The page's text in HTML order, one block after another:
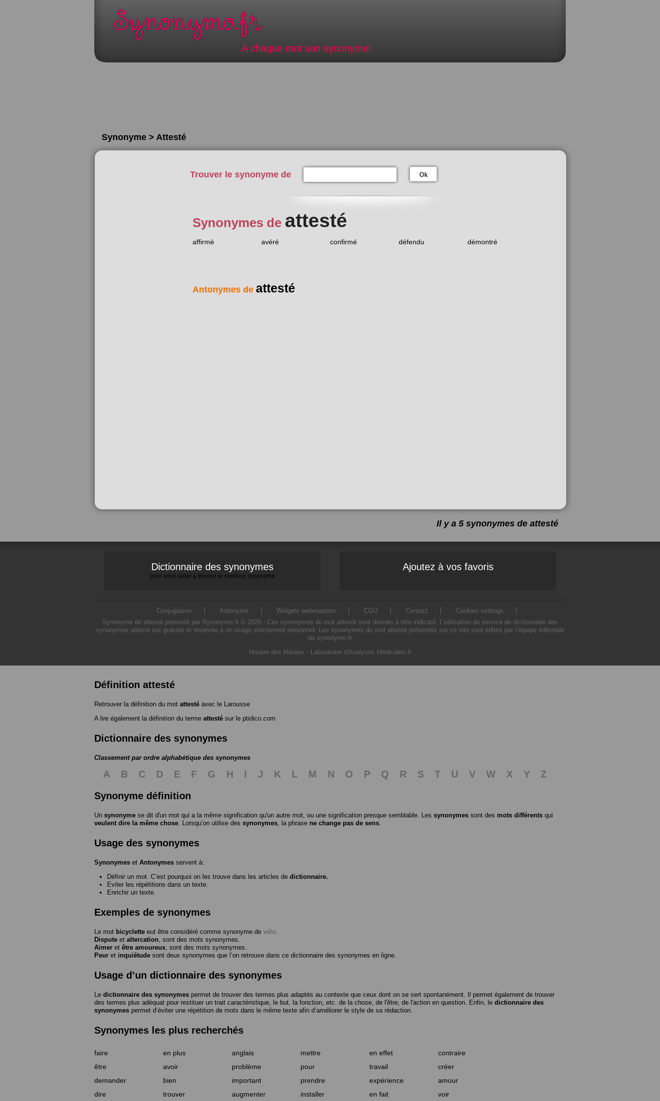
A chaque mot son synonyme!
Synonyme > Attesté
Trouver le synonyme de Ok
Synonymes de attesté
affirmé avéré confirmé défendu démontré
Antonymes de attesté
Il y a 5 synonymes de attesté
Dictionnaire des synonymes
pour vous aider à trouver le meilleur synonyme
Ajoutez à vos favoris
Conjugaison Antonyme Widgets webmasters CGU Contact
Cookies settings
Synonyme de attesté présenté par Synonymo.fr © 2026 - Ces synonymes du mot attesté sont donnés à titre indicatif. L'utilisation du service de dictionnaire des
synonymes attesté est gratuite et réservée à un usage strictement personnel. Les synonymes du mot attesté présentés sur ce site sont édités par l’équipe éditoriale
de synonymo.fr
Horaire des Marées - Laboratoire d'Analyses Médicales.fr
Définition attesté
Retrouver la définition du mot attesté avec le Larousse
A lire également la définition du terme attesté sur le ptidico.com
Dictionnaire des synonymes
Classement par ordre alphabétique des synonymes
A B C D E F G H I J K L M N O P Q R S T U V W X Y
Z
Synonyme définition
Un synonyme se dit d'un mot qui a la même signification qu'un autre mot, ou une signification presque semblable. Les synonymes sont des mots différents qui
veulent dire la même chose . Lorsqu’on utilise des synonymes , la phrase ne change pas de sens
Usage des synonymes
Synonymes et Antonymes servent à:
Définir un mot. C’est pourquoi on les trouve dans les articles de dictionnaire.
Eviter les répétitions dans un texte.
Enrichir un texte.
Exemples de synonymes
Le mot bicyclette eut être considéré comme synonyme de vélo
Dispute et altercation , sont des mots synonymes.
Aimer et être amoureux , sont des mots synonymes.
Peur et inquiétude sont deux synonymes que l’on retrouve dans ce dictionnaire des synonymes en ligne.
Usage d’un dictionnaire des synonymes
Le dictionnaire des synonymes permet de trouver des termes plus adaptés au contexte que ceux dont on se sert spontanément. Il permet également de trouver
des termes plus adéquat pour restituer un trait caractéristique, le but, la fonction, etc. de la chose, de l'être, de l'action en question. Enfin, le dictionnaire des
synonymes permet d’éviter une répétition de mots dans le même texte afin d’améliorer le style de sa rédaction.
Synonymes les plus recherchés
faire en plus anglais mettre en effet
contraire
être
avoir problème pour travail
créer
demander
bien important prendre expérience
amour
dire
trouver augmenter installer en fait voir